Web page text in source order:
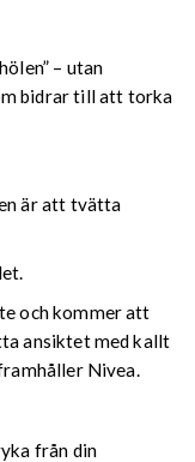
– utan
bidrar till att torka
är att tvätta
och kommer att
ansiktet med kallt
Nivea.
från din